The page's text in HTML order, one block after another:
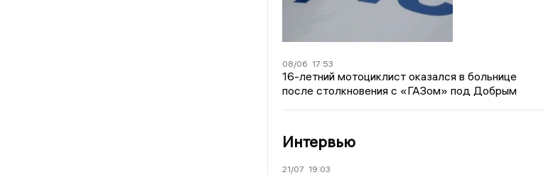
08/06 17:53
16-летний мотоциклист оказался в больнице
после столкновения с «ГАЗом» под Добрым
Интервью
21/07 19:03